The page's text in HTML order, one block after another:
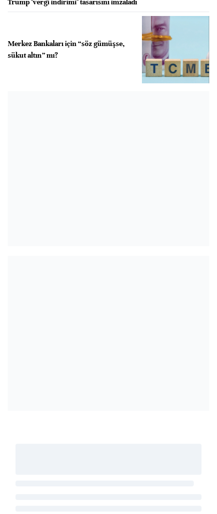
Trump "vergi indirimi" tasarısını imzaladı
Merkez Bankaları için “söz gümüşse,
sükut altın” mı?